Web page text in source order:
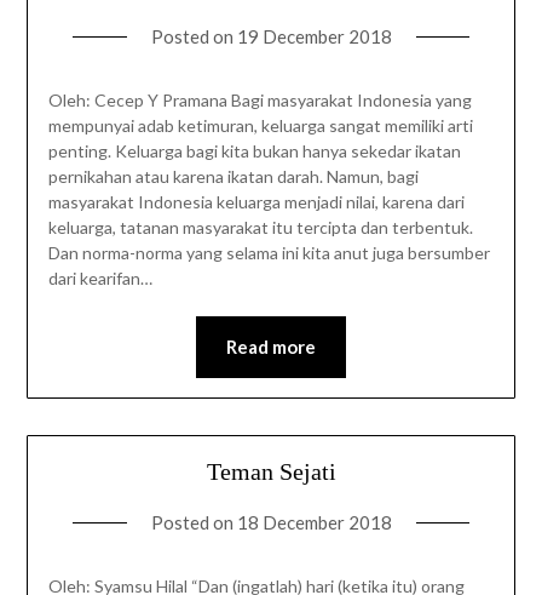
Posted on 19 December 2018
Oleh: Cecep Y Pramana Bagi masyarakat Indonesia yang
mempunyai adab ketimuran, keluarga sangat memiliki arti
penting. Keluarga bagi kita bukan hanya sekedar ikatan
pernikahan atau karena ikatan darah. Namun, bagi
masyarakat Indonesia keluarga menjadi nilai, karena dari
keluarga, tatanan masyarakat itu tercipta dan terbentuk.
Dan norma-norma yang selama ini kita anut juga bersumber
dari kearifan…
Read more
Teman Sejati
Posted on 18 December 2018
Oleh: Syamsu Hilal “Dan (ingatlah) hari (ketika itu) orang